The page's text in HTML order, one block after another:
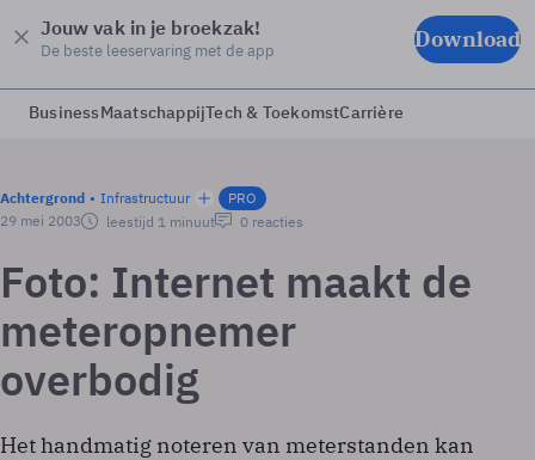
Jouw vak in je broekzak!
De beste leeservaring met de app Download
BusinessMaatschappijTech & ToekomstCarrière
Achtergrond Infrastructuur
PRO
29 mei 2003
leestijd 1 minuut 0 reacties
Foto: Internet maakt de
meteropnemer
overbodig
Het handmatig noteren van meterstanden kan